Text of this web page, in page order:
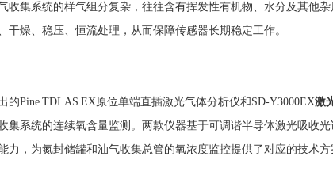
收集系统的样气组分复杂，往往含有挥发性有机物、水分及其他
燥、稳压、恒流处理，从而保障传感器长期稳定工作。
的Pine TDLAS EX原位单端直插激光气体分析仪和SD‑Y3000EX激
系统的连续氧含量监测。两款仪器基于可调谐半导体激光吸收光
，为氮封储罐和油气收集总管的氧浓度监控提供了对应的技术方